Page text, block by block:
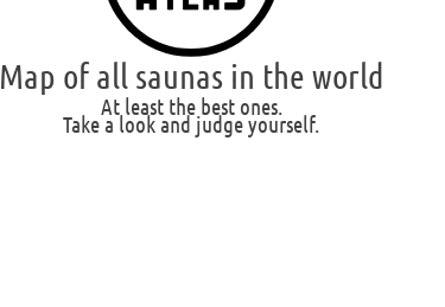
Map of all saunas in the world
At least the best ones.
Take a look and judge yourself.